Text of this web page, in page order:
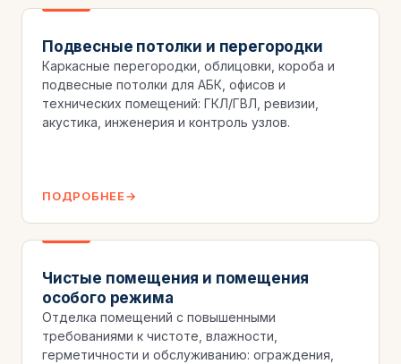
Подвесные потолки и перегородки
Каркасные перегородки, облицовки, короба и
подвесные потолки для АБК, офисов и
технических помещений: ГКЛ/ГВЛ, ревизии,
акустика, инженерия и контроль узлов.
ПОДРОБНЕЕ
Чистые помещения и помещения
особого режима
Отделка помещений с повышенными
требованиями к чистоте, влажности,
герметичности и обслуживанию: ограждения,